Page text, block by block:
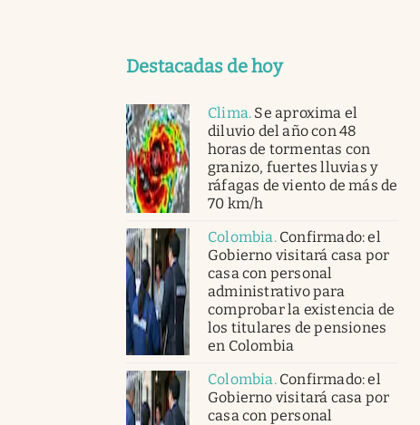
Destacadas de hoy
Clima. Se aproxima el
diluvio del año con 48
horas de tormentas con
granizo, fuertes lluvias y
ráfagas de viento de más de
70 km/h
Colombia. Confirmado: el
Gobierno visitará casa por
casa con personal
administrativo para
comprobar la existencia de
los titulares de pensiones
en Colombia
Colombia. Confirmado: el
Gobierno visitará casa por
casa con personal